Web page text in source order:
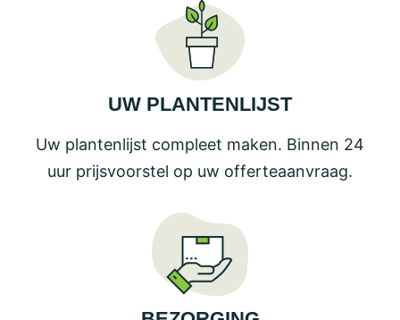
UW PLANTENLIJST
Uw plantenlijst compleet maken. Binnen 24
uur prijsvoorstel op uw offerteaanvraag.